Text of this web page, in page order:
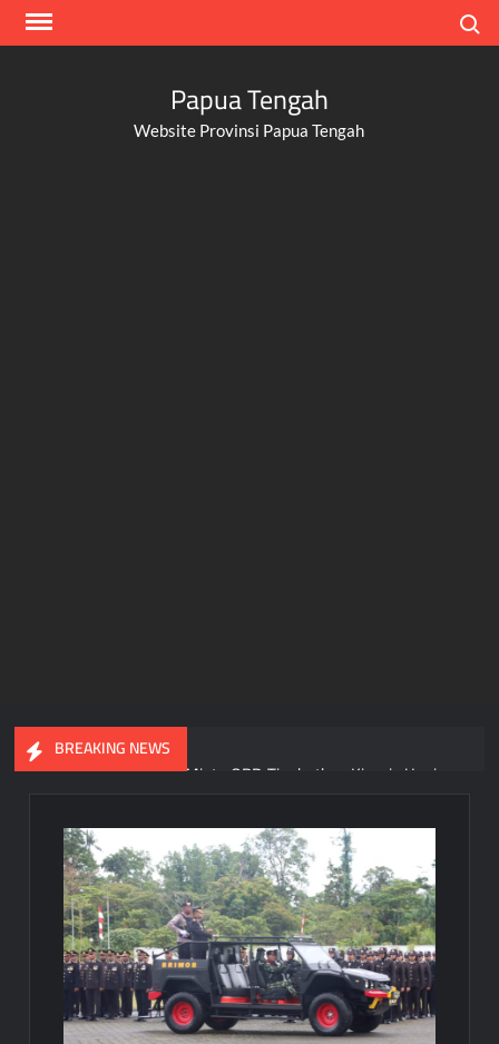
Skip
Papua Tengah
Website Provinsi Papua Tengah
BREAKING NEWS
Gubernur Meki Nawipa Minta OPD Tingkatkan Kinerja Usai
Gubernur Papua Tengah Tegas! ASN Wajib Terapkan Ber-
AKHLAK dan Beralih ke E-Kinerja Sebelum 2027
Razia Ketat di Pelabuhan Pomako, Aparat Sita 99,2 Liter Sopi
dari Kapal KM Sirimau
Bupati Mimika Teken Nota Kesepakatan Pembangunan
Gedung Perawatan C2 RSUD Mimika Senilai Rp242 Miliar